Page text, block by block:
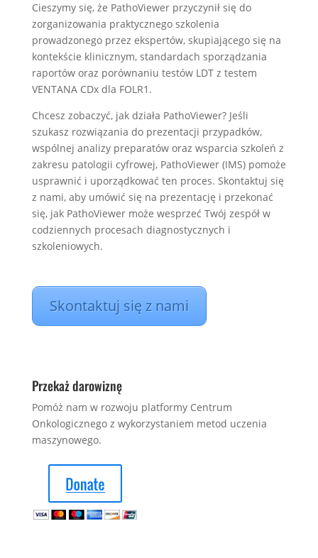
Cieszymy się, że PathoViewer przyczynił się do
zorganizowania praktycznego szkolenia
prowadzonego przez ekspertów, skupiającego się na
kontekście klinicznym, standardach sporządzania
raportów oraz porównaniu testów LDT z testem
VENTANA CDx dla FOLR1.
Chcesz zobaczyć, jak działa PathoViewer? Jeśli
szukasz rozwiązania do prezentacji przypadków,
wspólnej analizy preparatów oraz wsparcia szkoleń z
zakresu patologii cyfrowej, PathoViewer (IMS) pomoże
usprawnić i uporządkować ten proces. Skontaktuj się
z nami, aby umówić się na prezentację i przekonać
się, jak PathoViewer może wesprzeć Twój zespół w
codziennych procesach diagnostycznych i
szkoleniowych.
Skontaktuj się z nami
Przekaż darowiznę
Pomóż nam w rozwoju platformy Centrum
Onkologicznego z wykorzystaniem metod uczenia
maszynowego.